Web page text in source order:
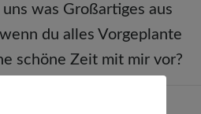
was Großartiges aus
du alles Vorgeplante
schöne Zeit mit mir vor?